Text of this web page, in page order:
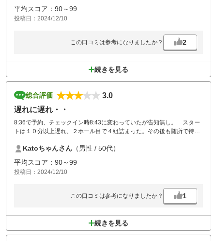
よ。と言われ スタッフの方は とても親切に説明してくださいました。
が…やはり後半も3時間ペースで疲れてしまいました。この季節は待ち
も寒くて大変です。御年輩コンペなら 尚の事 周りの事も考えて キャデ
回れなかったのが少し残念でした。
平均スコア：90～99
投稿日：2024/12/10
この口コミは参考になりましたか？ 2
続きを見る
総合評価
3.0
遅れに遅れ・・
8:36で予約、チェックイン時8:43に変わっていたが告知無し。 スター
トは１０分以上遅れ、２ホール目で４組詰まった。その後も随所で待ち
るな！」みたいな無線が入った。当方は遅れでイライラしながらも、常
にカートを先送りしている前組に対し、打ち込みにならないように気を
使っていた中で・・。（で、次のミドルホールに移動したらまた３組程
度の待ちでした）
組くらいのコンペが７時台に入っていて、７分毎のスタートが、１０分
14時過ぎには帰れると思っていたのにホールアウト時点で15時を余裕で
Katoちゃんさん （男性 / 50代）
平均スコア：90～99
投稿日：2024/12/10
この口コミは参考になりましたか？ 1
続きを見る